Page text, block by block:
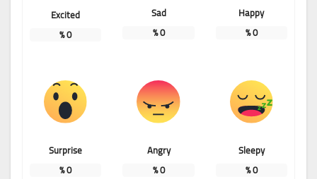
Happy
0
%
Sad
0
%
Excited
0
%
Sleepy
0
%
Angry
0
%
Surprise
0
%